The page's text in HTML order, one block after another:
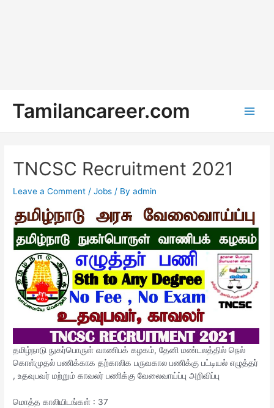
content
Tamilancareer.com
TNCSC Recruitment 2021
Leave a Comment /Jobs / Byadmin
தமிழ்நாடு நுகர்பொருள் வாணிபக் கழகம், தேனி மண்டலத்தில் நெல்
கொள்முதல் பணிக்காக தற்காலிக பருவகால பணிக்கு பட்டியல் எழுத்தர்
, உதவுபவர் மற்றும் காவலர் பணிக்கு வேலைவாய்ப்பு அறிவிப்பு
மொத்த காலியிடங்கள் : 37